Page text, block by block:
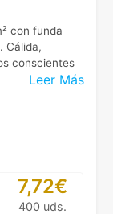
Leer Más
con funda
Cálida,
conscientes
7,72€
400 uds.